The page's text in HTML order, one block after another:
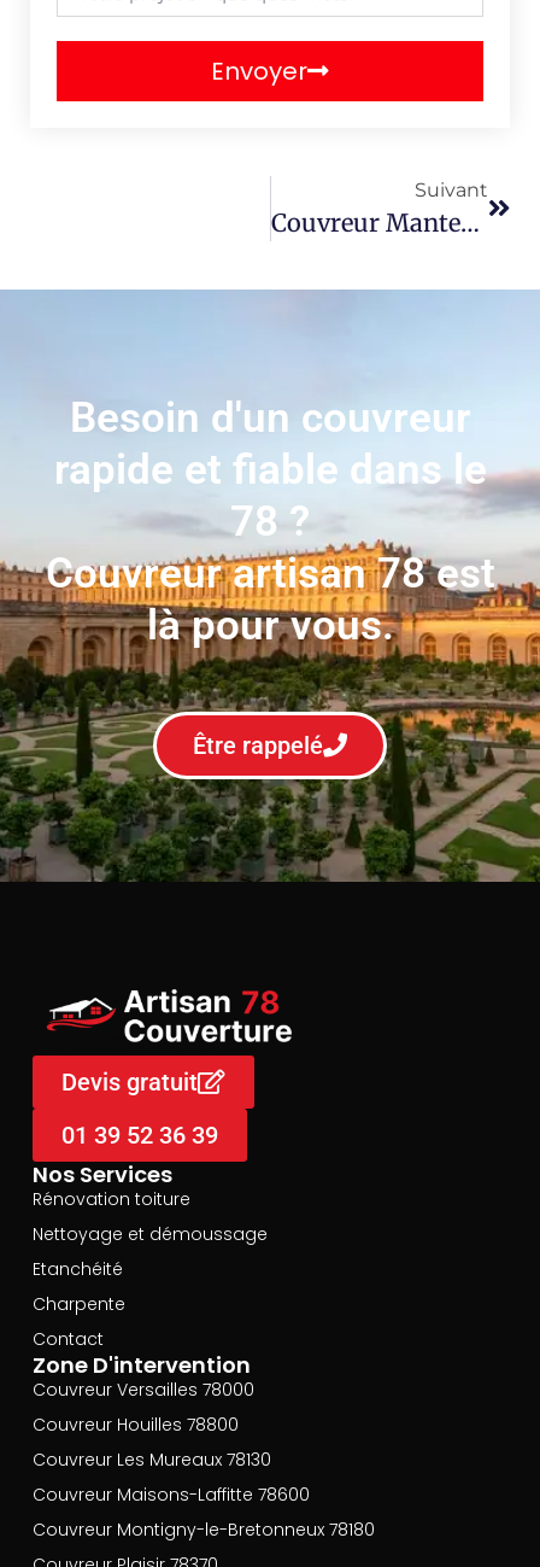
Envoyer
Suivant
Couvreur Mantes-La-Jolie 78200
Besoin d'un couvreur
rapide et fiable dans le
78 ?
Couvreur artisan 78 est
là pour vous.
Être rappelé
Zone D'intervention
Couvreur Versailles 78000
Couvreur Houilles 78800
Couvreur Les Mureaux 78130
Couvreur Maisons-Laffitte 78600
Couvreur Montigny-le-Bretonneux 78180
Nos Services
Rénovation toiture
Nettoyage et démoussage
Etanchéité
Charpente
Contact
Devis gratuit
01 39 52 36 39